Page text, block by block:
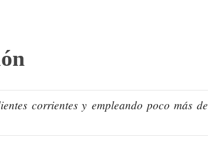
corrientes y empleando poco más de